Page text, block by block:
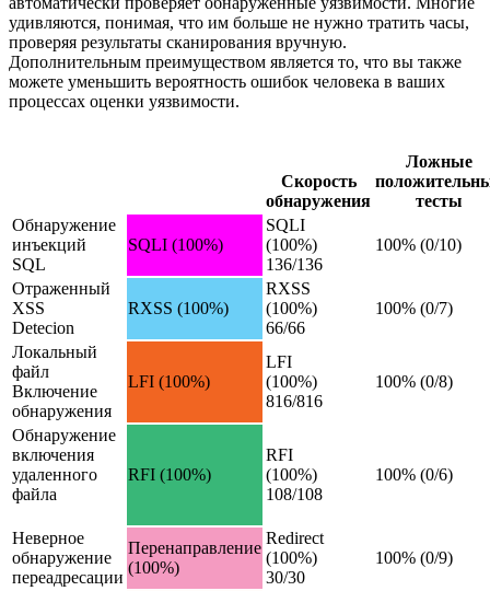
удивляются, понимая, что им больше не нужно тратить часы,
проверяя результаты сканирования вручную.
Дополнительным преимуществом является то, что вы также
можете уменьшить вероятность ошибок человека в ваших
процессах оценки уязвимости.
Скорость
обнаружения
Ложные
тесты
Обнаружение
инъекций
SQL
SQLI (100%)
SQLI
(100%)
136/136
100% (0/10)
Отраженный
XSS
Detecion
RXSS (100%)
RXSS
(100%)
66/66
100% (0/7)
Локальный
файл
Включение
обнаружения
LFI (100%)
LFI
(100%)
816/816
100% (0/8)
Обнаружение
включения
удаленного
файла
RFI (100%)
RFI
(100%)
108/108
100% (0/6)
Неверное
обнаружение
переадресации
Перенаправление
(100%)
Redirect
(100%)
30/30
100% (0/9)